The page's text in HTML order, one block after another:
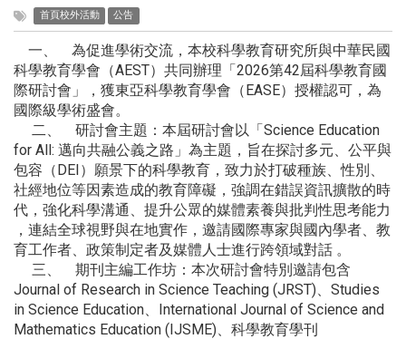
首頁校外活動 公告
一、 為促進學術交流，本校科學教育研究所與中華民國
科學教育學會（AEST）共同辦理「2026第42屆科學教育國
際研討會」，獲東亞科學教育學會（EASE）授權認可，為
國際級學術盛會。
二、 研討會主題：本屆研討會以「Science Education
for All: 邁向共融公義之路」為主題，旨在探討多元、公平與
包容（DEI）願景下的科學教育，致力於打破種族、性別、
社經地位等因素造成的教育障礙，強調在錯誤資訊擴散的時
代，強化科學溝通、提升公眾的媒體素養與批判性思考能力
，連結全球視野與在地實作，邀請國際專家與國內學者、教
育工作者、政策制定者及媒體人士進行跨領域對話 。
三、 期刊主編工作坊：本次研討會特別邀請包含
Journal of Research in Science Teaching (JRST)、Studies
in Science Education、International Journal of Science and
Mathematics Education (IJSME)、科學教育學刊